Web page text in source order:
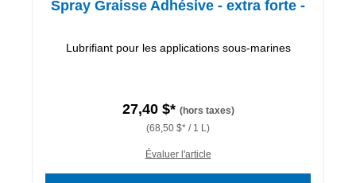
Spray Graisse Adhésive - extra forte -
Lubrifiant pour les applications sous-marines
27,40 $* (hors taxes)
(68,50 $* / 1 L)
Évaluer l'article